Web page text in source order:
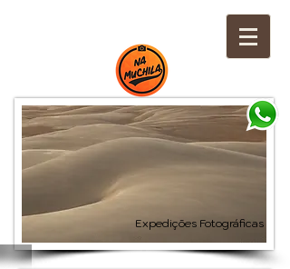
Expedições Fotográficas